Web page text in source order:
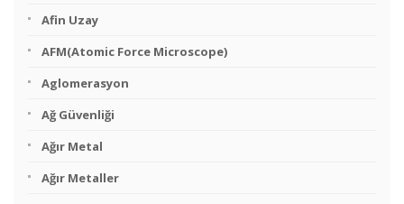
Afin Uzay
AFM(Atomic Force Microscope)
Aglomerasyon
Ağ Güvenliği
Ağır Metal
Ağır Metaller